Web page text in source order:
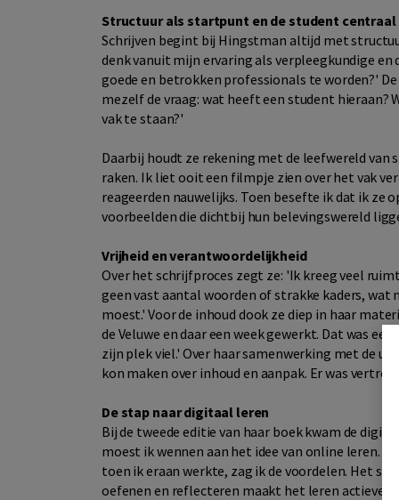
Structuur als startpunt en de student centraal
Schrijven begint bij Hingstman altijd met
denk vanuit mijn ervaring als verpleegkundige
goede en betrokken professionals te worden?'
mezelf de vraag: wat heeft een student
vak te staan?'
Daarbij houdt ze rekening met de leefwereld
raken. Ik liet ooit een filmpje zien over het vak
reageerden nauwelijks. Toen besefte ik dat ik ze
voorbeelden die dichtbij hun belevingswereld
Vrijheid en verantwoordelijkheid
Over het schrijfproces zegt ze: 'Ik kreeg veel
geen vast aantal woorden of strakke kaders,
moest.' Voor de inhoud dook ze diep in haar
de Veluwe en daar een week gewerkt. Dat was
zijn plek viel.' Over haar samenwerking met de
kon maken over inhoud en aanpak. Er was
De stap naar digitaal leren
Bij de tweede editie van haar boek kwam de
moest ik wennen aan het idee van online leren. Ik
toen ik eraan werkte, zag ik de voordelen. Het
oefenen en reflecteren maakt het leren actiever.'